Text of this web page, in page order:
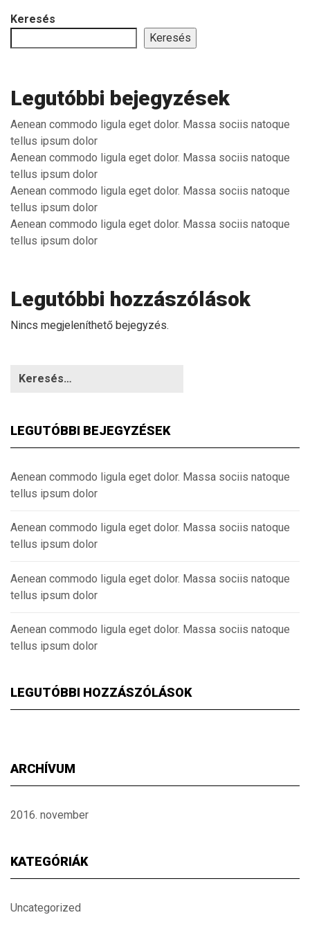
Keresés
Keresés
Legutóbbi bejegyzések
Aenean commodo ligula eget dolor. Massa sociis natoque
tellus ipsum dolor
Aenean commodo ligula eget dolor. Massa sociis natoque
tellus ipsum dolor
Aenean commodo ligula eget dolor. Massa sociis natoque
tellus ipsum dolor
Aenean commodo ligula eget dolor. Massa sociis natoque
tellus ipsum dolor
Legutóbbi hozzászólások
Nincs megjeleníthető bejegyzés.
LEGUTÓBBI BEJEGYZÉSEK
Aenean commodo ligula eget dolor. Massa sociis natoque
tellus ipsum dolor
Aenean commodo ligula eget dolor. Massa sociis natoque
tellus ipsum dolor
Aenean commodo ligula eget dolor. Massa sociis natoque
tellus ipsum dolor
Aenean commodo ligula eget dolor. Massa sociis natoque
tellus ipsum dolor
LEGUTÓBBI HOZZÁSZÓLÁSOK
ARCHÍVUM
2016. november
KATEGÓRIÁK
Uncategorized